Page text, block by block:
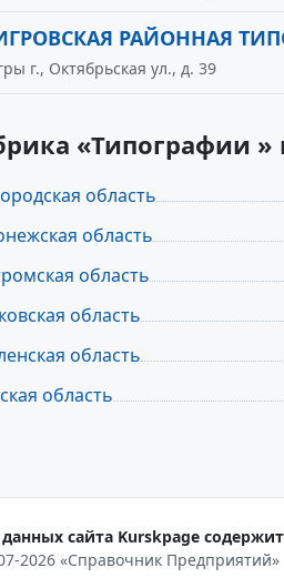
РАЙОННАЯ
г., Октябрьская ул., д. 39
«Типографии
область
область
область
область
область
область
данных сайта Kurskpage
2026 «Справочник Предприятий»